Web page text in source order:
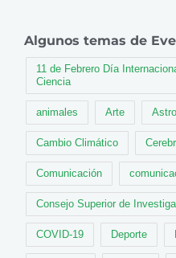
Algunos temas de
11 de Febrero Día
Ciencia
animales Arte
Cambio Climático
Comunicación
Consejo Superior de
COVID-19 Deporte